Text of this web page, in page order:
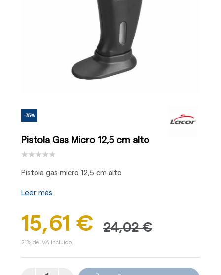
-35%
Pistola Gas Micro 12,5 cm alto
Pistola gas micro 12,5 cm alto
Leer más
15,61 € 24,02 €
21% de IVA incluido.